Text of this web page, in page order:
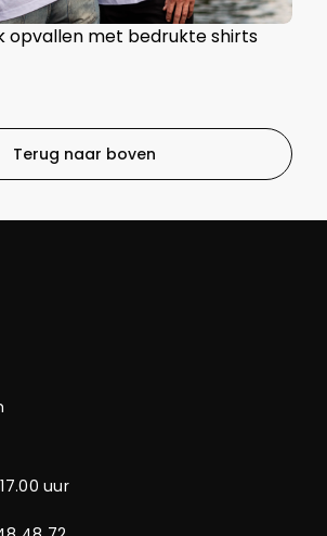
opvallen met bedrukte shirts
Terug naar boven
uur